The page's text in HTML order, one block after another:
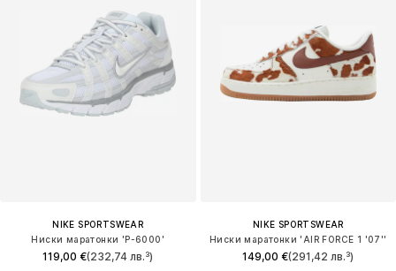
NIKE SPORTSWEAR
Ниски маратонки 'P-6000'
119,00 €(232,74 лв.³)
NIKE SPORTSWEAR
Ниски маратонки 'AIR FORCE 1 '07''
149,00 €(291,42 лв.³)